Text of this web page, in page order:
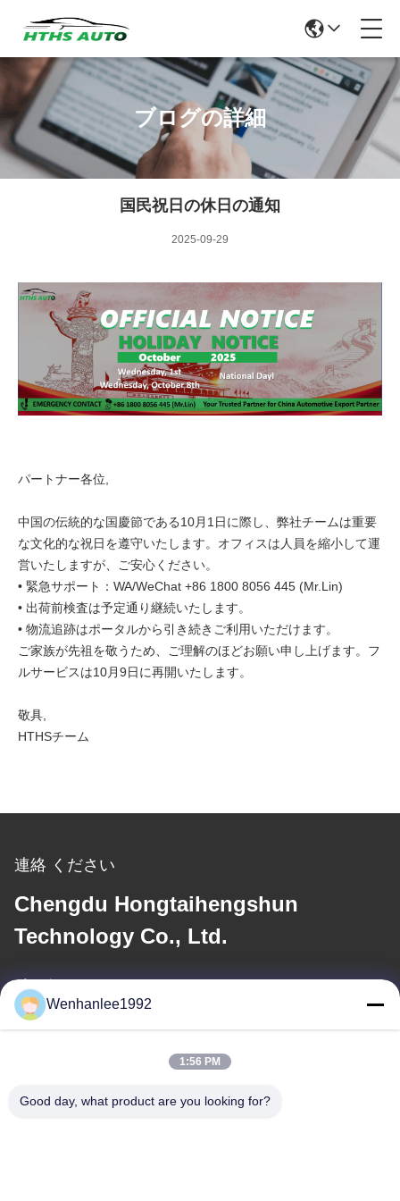
ブログの詳細
国民祝日の休日の通知
2025-09-29
パートナー各位,
中国の伝統的な国慶節である10月1日に際し、弊社チームは重要
な文化的な祝日を遵守いたします。オフィスは人員を縮小して運
営いたしますが、ご安心ください。
• 緊急サポート：WA/WeChat +86 1800 8056 445 (Mr.Lin)
• 出荷前検査は予定通り継続いたします。
• 物流追跡はポータルから引き続きご利用いただけます。
ご家族が先祖を敬うため、ご理解のほどお願い申し上げます。フ
ルサービスは10月9日に再開いたします。
敬具,
HTHSチーム
連絡 ください
Chengdu Hongtaihengshun
Technology Co., Ltd.
メール
Wenhanlee1992
1:56 PM
Good day, what product are you looking for?